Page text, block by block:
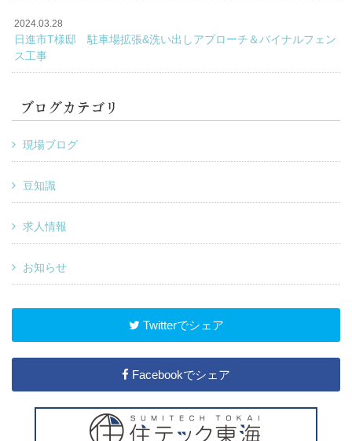
2024.03.28
日進市T様邸 駐車場拡張&洗い出しアプローチ＆バイナルフェン
ス工事
ブログカテゴリ
現場ブログ
豆知識
求人情報
お知らせ
Twitterでシェア
Facebookでシェア